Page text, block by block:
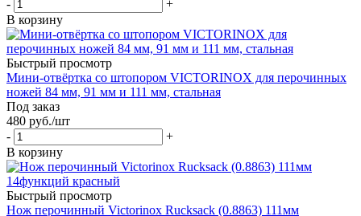
-
+
В корзину
Быстрый просмотр
Мини-отвёртка со штопором VICTORINOX для перочинных
ножей 84 мм, 91 мм и 111 мм, стальная
Под заказ
480 руб./шт
-
+
В корзину
Быстрый просмотр
Нож перочинный Victorinox Rucksack (0.8863) 111мм